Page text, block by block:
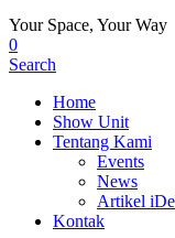
Your Space, Your Way
0
Search
Home
Show Unit
Tentang Kami
Events
News
Artikel
Kontak